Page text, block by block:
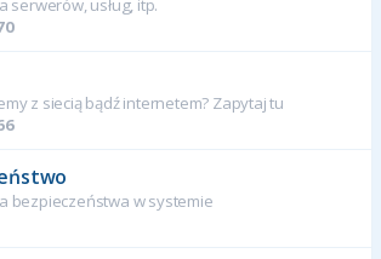
serwerów, usług, itp.
z siecią bądź internetem? Zapytaj tu
bezpieczeństwa w systemie